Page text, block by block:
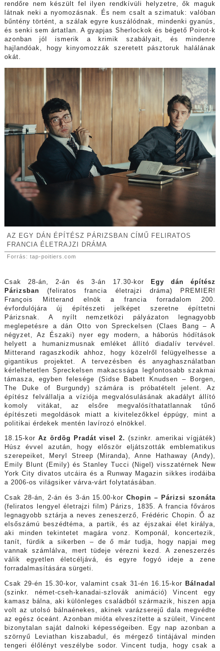
rendőre nem készült fel ilyen rendkívüli helyzetre, ők maguk
látnak neki a nyomozásnak. És nem csalt a szimatuk: valóban
bűntény történt, a szálak egyre kuszálódnak, mindenki gyanús,
és senki sem ártatlan. A gyapjas Sherlockok és bégető Poirot-k
azonban jól ismerik a krimik szabályait, és mindenre
hajlandóak, hogy kinyomozzák szeretett pásztoruk halálának
okát.
AZ EGY DÁN ÉPÍTÉSZ PÁRIZSBAN CÍMŰ FELIRATOS
FRANCIA ÉLETRAJZI DRÁMA
Forrás: tap-poitiers.com
Csak 28-án, 2-án és 3-án 17.30-kor
Egy dán építész
Párizsban(feliratos francia életrajzi dráma) PREMIER!
François Mitterand elnök a francia forradalom 200.
évfordulójára új építészeti jelképet szeretne építtetni
Párizsnak. A nyílt nemzetközi pályázaton legnagyobb
meglepetésre a dán Otto von Spreckelsen (Claes Bang – A
négyzet, Az Északi) nyer egy modern, a háborús hódítások
helyett a humanizmusnak emléket állító diadalív tervével.
Mitterand ragaszkodik ahhoz, hogy közelről felügyelhesse a
gigantikus projektet. A tervezésben és anyaghasználatban
kérlelhetetlen Spreckelsen makacssága legfontosabb szakmai
támasza, egyben felesége (Sidse Babett Knudsen – Borgen,
The Duke of Burgundy) számára is próbatételt jelent. Az
építész felvállalja a víziója megvalósulásának akadályt állító
komoly vitákat, az elsőre megvalósíthatatlannak tűnő
építészeti megoldások miatt a kivitelezőkkel éppúgy, mint a
politikai érdekek mentén lavírozó elnökkel.
18.15-kor Az ördög Pradát visel 2.(szinkr. amerikai vígjáték)
Húsz évvel azután, hogy először eljátszották emblematikus
szerepeiket, Meryl Streep (Miranda), Anne Hathaway (Andy),
Emily Blunt (Emily) és Stanley Tucci (Nigel) visszatérnek New
York City divatos utcáira és a Runway Magazin sikkes irodáiba
a 2006-os világsiker várva-várt folytatásában.
Csak 28-án, 2-án és 3-án 15.00-korChopin – Párizsi szonáta
(feliratos lengyel életrajzi film) Párizs, 1835. A francia főváros
legnagyobb sztárja a neves zeneszerző, Frédéric Chopin. Ő az
elsőszámú beszédtéma, a partik, és az éjszakai élet királya,
aki minden tekintetet magára vonz. Komponál, koncertezik,
tanít, fürdik a sikerben – de ő már tudja, hogy napjai meg
vannak számlálva, mert tüdeje vérezni kezd. A zeneszerzés
válik egyetlen életcéljává, és egyre fogyó ideje a zene
forradalmasítására sürgeti.
Csak 29-én 15.30-kor, valamint csak 31-én 16.15-kor
Bálnadal
(szinkr. német-cseh-kanadai-szlovák animáció) Vincent egy
kamasz bálna, aki különleges családból származik, hiszen apja
volt az utolsó bálnaénekes, akinek varázserejű dala megvédte
az egész óceánt. Azonban mióta elveszítette a szüleit, Vincent
bizonytalan saját dalnoki képességeiben. Egy nap azonban a
szörnyű Leviathan kiszabadul, és mérgező tintájával minden
tengeri élőlényt veszélybe sodor. Vincent tudja, hogy csak a